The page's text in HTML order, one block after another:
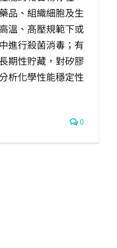
品、組織細胞及生
溫、髙壓規範下或
進行殺菌消毒；有
期性貯藏，對矽膠
析化學性能穩定性
0